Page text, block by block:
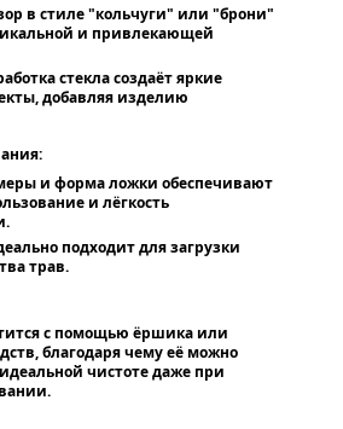
в стиле "кольчуги" или "брони"
и привлекающей
стекла создаёт яркие
добавляя изделию
и форма ложки обеспечивают
и лёгкость
подходит для загрузки
трав.
с помощью ёршика или
благодаря чему её можно
чистоте даже при